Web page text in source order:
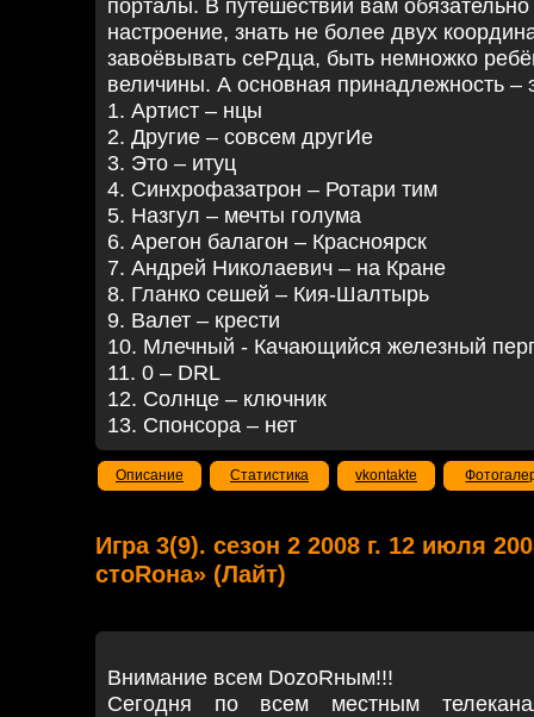
порталы. В путешествии вам
настроение, знать не более двух
завоёвывать сеРдца, быть немножко
величины. А основная принадлежность –
1. Артист – нцы
2. Другие – совсем другИе
3. Это – итуц
4. Синхрофазатрон – Ротари тим
5. Назгул – мечты голума
6. Арегон балагон – Красноярск
7. Андрей Николаевич – на Кране
8. Гланко сешей – Кия-Шалтырь
9. Валет – крести
10. Млечный - Качающийся железный
11. 0 – DRL
12. Солнце – ключник
13. Спонсора – нет
Описание Статистика vkontakte
Игра 3(9). сезон 2 2008 г. 12 июля
стоRона» (Лайт)
Внимание всем DozoRным!!!
Сегодня по всем местным